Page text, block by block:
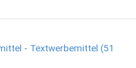
- Textwerbemittel (51